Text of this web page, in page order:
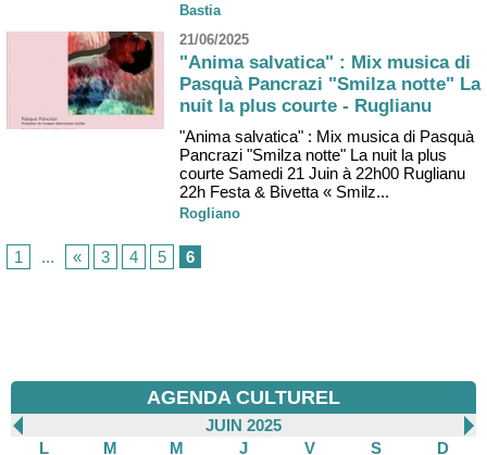
Bastia
21/06/2025
"Anima salvatica" : Mix musica di
Pasquà Pancrazi "Smilza notte" La
nuit la plus courte - Ruglianu
"Anima salvatica" : Mix musica di Pasquà
Pancrazi "Smilza notte" La nuit la plus
courte Samedi 21 Juin à 22h00 Ruglianu
22h Festa & Bivetta « Smilz...
Rogliano
1 ... « 3 4 5 6
AGENDA CULTUREL
JUIN 2025
L
M M J V S
D